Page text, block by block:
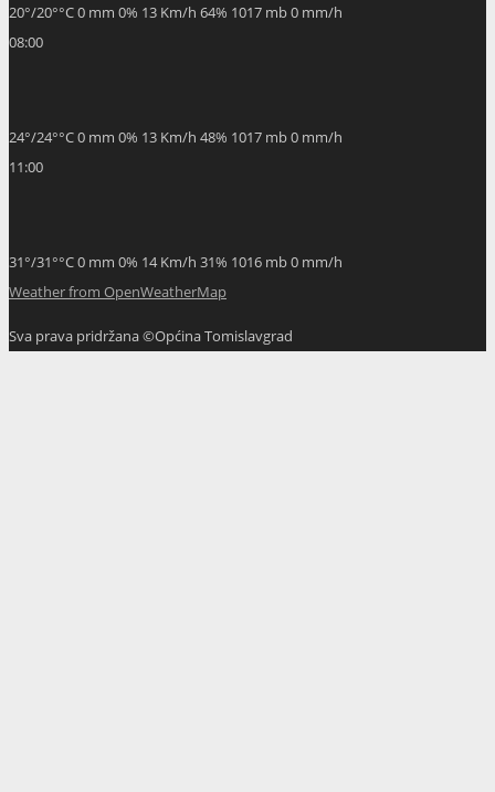
20°/20°°C0 mm 0% 13 Km/h 64% 1017 mb0 mm/h
08:00
24°/24°°C0 mm 0% 13 Km/h 48% 1017 mb0 mm/h
11:00
31°/31°°C0 mm 0% 14 Km/h 31% 1016 mb0 mm/h
Weather from OpenWeatherMap
Sva prava pridržana ©Općina Tomislavgrad